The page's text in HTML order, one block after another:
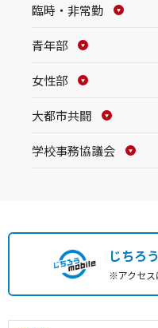
臨時・非常勤
青年部
女性部
大都市共闘
学校事務協議会
じちろ
※アクセス